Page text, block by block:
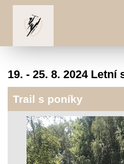
19. - 25. 8. 2024 Letní
Trail s poníky